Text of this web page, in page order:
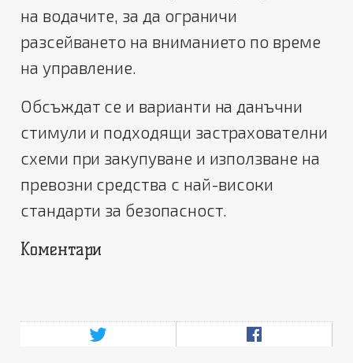
на водачите, за да ограничи
разсейването на вниманието по време
на управление.
Обсъждат се и варианти на данъчни
стимули и подходящи застрахователни
схеми при закупуване и използване на
превозни средства с най-високи
стандарти за безопасност.
Коментари